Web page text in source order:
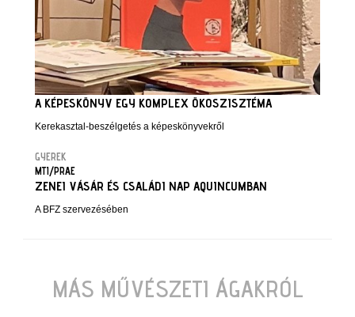
A KÉPESKÖNYV EGY KOMPLEX ÖKOSZISZTÉMA
Kerekasztal-beszélgetés a képeskönyvekről
GYEREK
MTI/PRAE
ZENEI VÁSÁR ÉS CSALÁDI NAP AQUINCUMBAN
A BFZ szervezésében
MÁS MŰVÉSZETI ÁGAKRÓL